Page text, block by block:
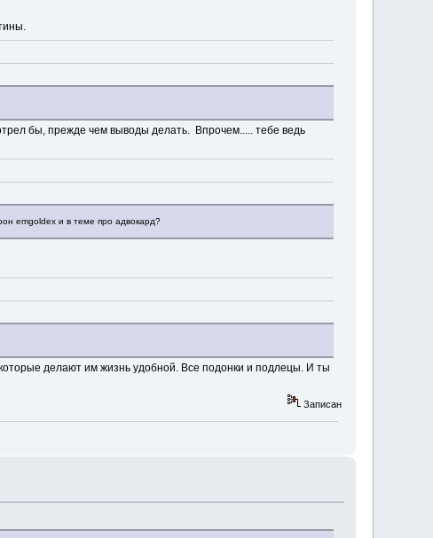
бы, прежде чем выводы делать. Впрочем..... тебе ведь
emgoldex и в теме про адвокард?
делают им жизнь удобной. Все подонки и подлецы. И ты
Записан